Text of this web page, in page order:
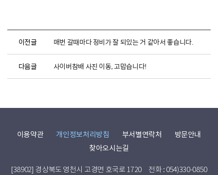
이전글 매번 갈때마다 정비가 잘 되있는 거 같아서 좋습니다.
다음글 사이버참배 사진 이동, 고맙습니다!
이용약관 개인정보처리방침 부서별연락처
방문안내
찾아오시는길
[38902] 경상북도 영천시 고경면 호국로 1720
전화 : 054)330-0850